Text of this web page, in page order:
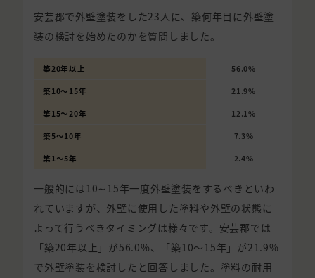
安芸郡で外壁塗装をした23人に、築何年目に外壁塗
装の検討を始めたのかを質問しました。
築20年以上 56.0%
築10〜15年 21.9%
築15〜20年 12.1%
築5〜10年 7.3%
築1〜5年 2.4%
一般的には10∼15年一度外壁塗装をするべきといわ
れていますが、外壁に使用した塗料や外壁の状態に
よって行うべきタイミングは様々です。安芸郡では
「築20年以上」が56.0%、「築10〜15年」が21.9%
で外壁塗装を検討したと回答しました。塗料の耐用